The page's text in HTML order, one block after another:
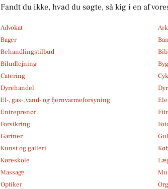
Fandt du ikke, hvad du søgte, så kig i en af
Advokat
Bager
Behandlingstilbud
Biludlejning
Catering
Dyrehandel
El-, gas-, vand- og fjernvarmeforsyning
Entreprenør
Forsikring
Gartner
Kunst og galleri
Køreskole
Massage
Optiker